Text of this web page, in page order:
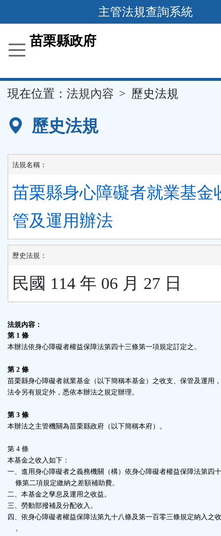
到
要
容
區
主管法規查詢系統
苗栗縣政府
現在位置： 法規內容 歷史法規
歷史法規
法規名稱：
苗栗縣身心障礙者就業基金
管及運用辦法
歷史法規：
民國 114 年 06 月 27 日
法規內容：
第 1 條
本辦法依身心障礙者權益保障法第四十三條第一項規定訂定之。
第 2 條
苗栗縣身心障礙者就業基金（以下簡稱本基金）之收支、保管及運用
法令另有規定外，悉依本辦法之規定辦理。
第 3 條
本辦法之主管機關為苗栗縣政府（以下簡稱本府）。
第 4 條
本基金之收入如下：
一、進用身心障礙者之義務機關（構）依身心障礙者權益保障法第四
條第二項規定繳納之差額補助費。
二、本基金之孳息及運用之收益。
三、勞動部撥補及分配收入。
四、依身心障礙者權益保障法第九十八條及第一百零三條規定納入之
。